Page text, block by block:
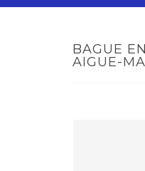
BAGUE
AIGUE-